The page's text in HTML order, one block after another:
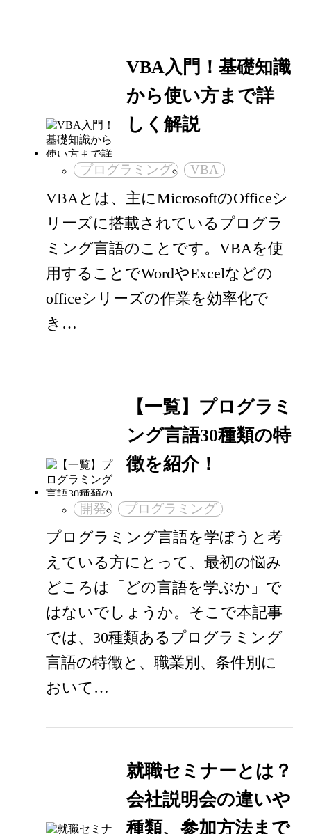
VBA入門！基礎知識
から使い方まで詳
しく解説
プログラミング VBA
VBAとは、主にMicrosoftのOfficeシ
リーズに搭載されているプログラ
ミング言語のことです。VBAを使
用することでWordやExcelなどの
officeシリーズの作業を効率化で
き…
【一覧】プログラミ
ング言語30種類の特
徴を紹介！
開発 プログラミング
プログラミング言語を学ぼうと考
えている方にとって、最初の悩み
どころは「どの言語を学ぶか」で
はないでしょうか。そこで本記事
では、30種類あるプログラミング
言語の特徴と、職業別、条件別に
おいて…
就職セミナーとは？
会社説明会の違いや
種類、参加方法まで